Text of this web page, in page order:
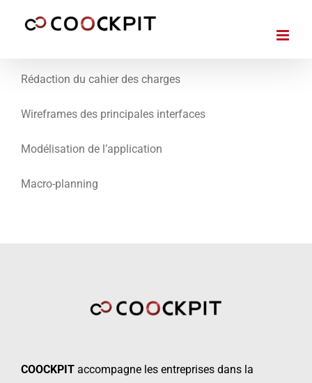
Rédaction du cahier des charges
Wireframes des principales interfaces
Modélisation de l’application
Macro-planning
COOCKPIT accompagne les entreprises dans la